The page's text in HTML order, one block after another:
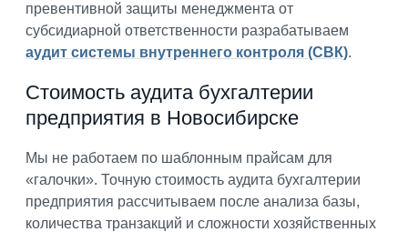
превентивной защиты менеджмента от
субсидиарной ответственности разрабатываем
аудит системы внутреннего контроля (СВК).
Стоимость аудита бухгалтерии
предприятия в Новосибирске
Мы не работаем по шаблонным прайсам для
«галочки». Точную стоимость аудита бухгалтерии
предприятия рассчитываем после анализа базы,
количества транзакций и сложности хозяйственных